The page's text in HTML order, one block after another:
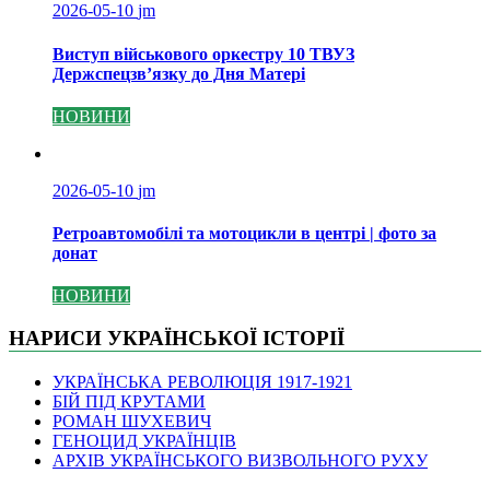
2026-05-10 jm
Виступ військового оркестру 10 ТВУЗ
Держспецзв’язку до Дня Матері
НОВИНИ
2026-05-10 jm
Ретроавтомобілі та мотоцикли в центрі | фото за
донат
НОВИНИ
НАРИСИ УКРАЇНСЬКОЇ ІСТОРІЇ
УКРАЇНСЬКА РЕВОЛЮЦІЯ 1917-1921
БІЙ ПІД КРУТАМИ
РОМАН ШУХЕВИЧ
ГЕНОЦИД УКРАЇНЦІВ
АРХІВ УКРАЇНСЬКОГО ВИЗВОЛЬНОГО РУХУ